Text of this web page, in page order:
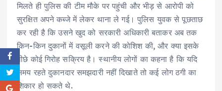
मिलते ही पुलिस की टीम मौके पर पहुंची और भीड़ से आरोपी को
सुरक्षित अपने कब्जे में लेकर थाना ले गई। पुलिस युवक से पूछताछ
कर रही है कि उसने खुद को सरकारी अधिकारी बताकर अब तक
किन-किन दुकानों में वसूली करने की कोशिश की, और क्या इसके
पीछे कोई गिरोह सक्रिय है। स्थानीय लोगों का कहना है कि यदि
समय रहते दुकानदार समझदारी नहीं दिखाते तो कई लोग ठगी का
शिकार हो सकते थे.